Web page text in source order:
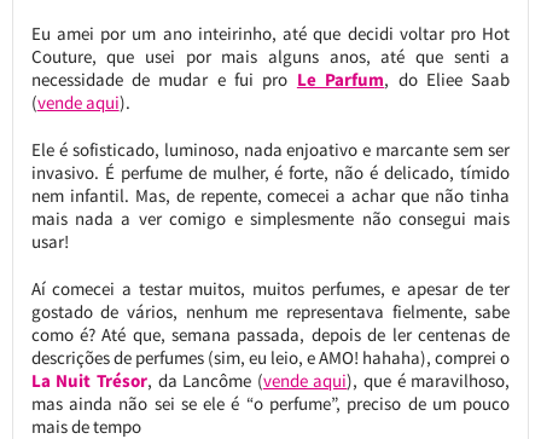
Eu amei por um ano inteirinho, até que decidi voltar pro Hot
Couture, que usei por mais alguns anos, até que senti a
necessidade de mudar e fui pro Le Parfum, do Eliee Saab
(vende aqui).
Ele é sofisticado, luminoso, nada enjoativo e marcante sem ser
invasivo. É perfume de mulher, é forte, não é delicado, tímido
nem infantil. Mas, de repente, comecei a achar que não tinha
mais nada a ver comigo e simplesmente não consegui mais
usar!
Aí comecei a testar muitos, muitos perfumes, e apesar de ter
gostado de vários, nenhum me representava fielmente, sabe
como é? Até que, semana passada, depois de ler centenas de
descrições de perfumes (sim, eu leio, e AMO! hahaha), comprei o
La Nuit Trésor, da Lancôme (vende aqui), que é maravilhoso,
mas ainda não sei se ele é “o perfume”, preciso de um pouco
mais de tempo